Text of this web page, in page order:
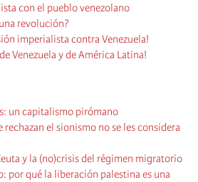
con el pueblo venezolano
revolución?
imperialista contra Venezuela!
Venezuela y de América Latina!
un capitalismo pirómano
rechazan el sionismo no se les considera
y la (no)crisis del régimen migratorio
por qué la liberación palestina es una